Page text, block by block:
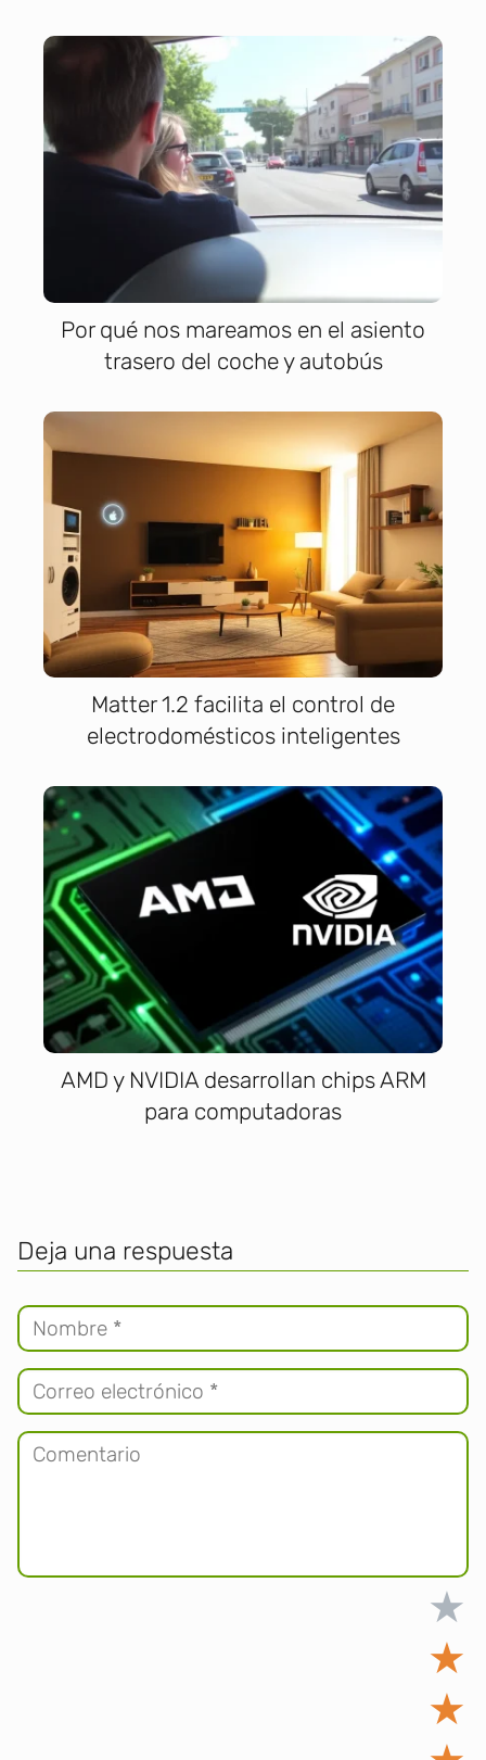
Por qué nos mareamos en el asiento
trasero del coche y autobús
Matter 1.2 facilita el control de
electrodomésticos inteligentes
AMD y NVIDIA desarrollan chips ARM
para computadoras
Deja una respuesta
★
★
★